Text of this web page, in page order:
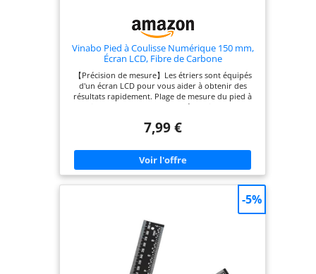
Vinabo Pied à Coulisse Numérique 150 mm,
Écran LCD, Fibre de Carbone
【Précision de mesure】Les étriers sont équipés
d'un écran LCD pour vous aider à obtenir des
résultats rapidement. Plage de mesure du pied à
coulisse : 0 - 6" / 0 - 150 mm ; résolution : 0,01" /
qu'il ne convient pas à un usage professionnel
a coulisse digital sont fabriqués en matériau
composite plastique et fibre de carbone, qui est
solide, léger et résistant à la corrosion. Légère et
compacte, cette jauge résistante aux rayures est
numériques polyvalents】Les pieds à coulisse
facilement et avec précision l'OD, l'ID et la
profondeur. C'est un outil adapté à la vie
quotidienne, largement utilisé dans les écoles, les
ménages, les laboratoires et les usines.
【Utilisation】 Vous devez appuyer sur le bouton
7,99 €
-5%